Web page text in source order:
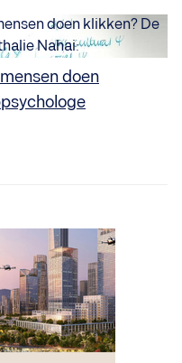
doen